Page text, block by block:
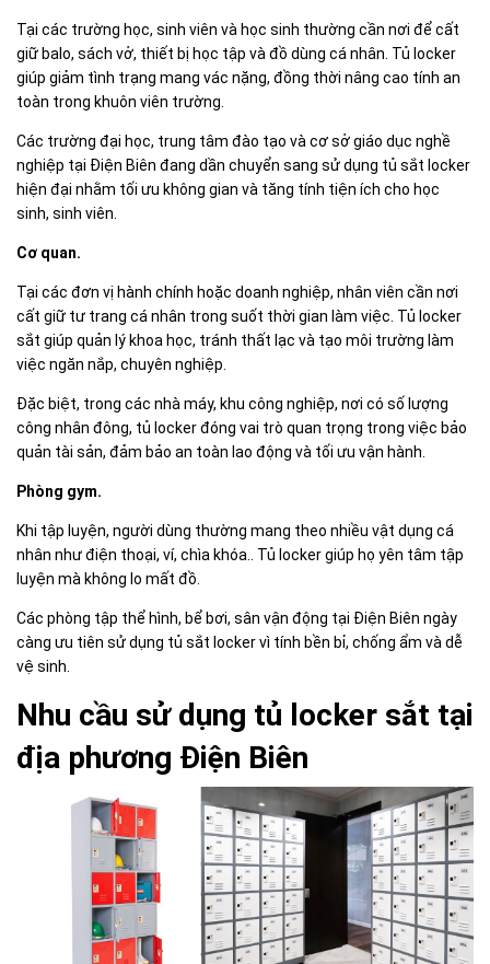
Tại các trường học, sinh viên và học sinh thường cần nơi để cất
giữ balo, sách vở, thiết bị học tập và đồ dùng cá nhân. Tủ locker
giúp giảm tình trạng mang vác nặng, đồng thời nâng cao tính an
toàn trong khuôn viên trường.
Các trường đại học, trung tâm đào tạo và cơ sở giáo dục nghề
nghiệp tại Điện Biên đang dần chuyển sang sử dụng tủ sắt locker
hiện đại nhằm tối ưu không gian và tăng tính tiện ích cho học
sinh, sinh viên.
Cơ quan.
Tại các đơn vị hành chính hoặc doanh nghiệp, nhân viên cần nơi
cất giữ tư trang cá nhân trong suốt thời gian làm việc. Tủ locker
sắt giúp quản lý khoa học, tránh thất lạc và tạo môi trường làm
việc ngăn nắp, chuyên nghiệp.
Đặc biệt, trong các nhà máy, khu công nghiệp, nơi có số lượng
công nhân đông, tủ locker đóng vai trò quan trọng trong việc bảo
quản tài sản, đảm bảo an toàn lao động và tối ưu vận hành.
Phòng gym.
Khi tập luyện, người dùng thường mang theo nhiều vật dụng cá
nhân như điện thoại, ví, chìa khóa.. Tủ locker giúp họ yên tâm tập
luyện mà không lo mất đồ.
Các phòng tập thể hình, bể bơi, sân vận động tại Điện Biên ngày
càng ưu tiên sử dụng tủ sắt locker vì tính bền bỉ, chống ẩm và dễ
vệ sinh.
Nhu cầu sử dụng tủ locker sắt tại
địa phương Điện Biên